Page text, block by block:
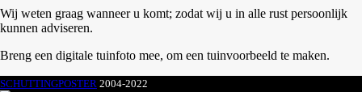
Wij weten graag wanneer u komt; zodat wij u in alle rust persoonlijk
kunnen adviseren.
Breng een digitale tuinfoto mee, om een tuinvoorbeeld te maken.
SCHUTTINGPOSTER 2004-2022